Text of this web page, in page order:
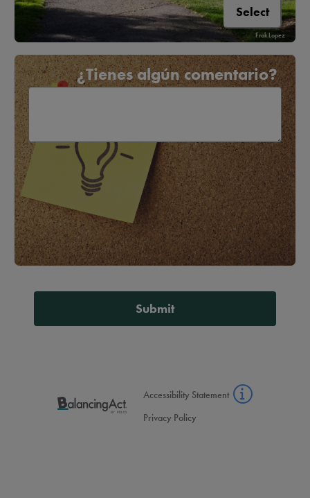
Select
Frak Lopez
¿Tienes algún comentario?
Submit
Accessibility Statement
Privacy Policy